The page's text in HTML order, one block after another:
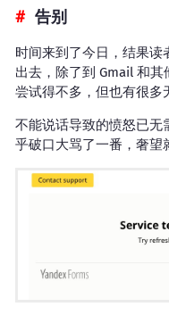
告别
时间来到了今日，结果读
出去，除了到 Gmail 和
尝试得不多，但也有很多
不能说话导致的愤怒已无
乎破口大骂了一番，奢望